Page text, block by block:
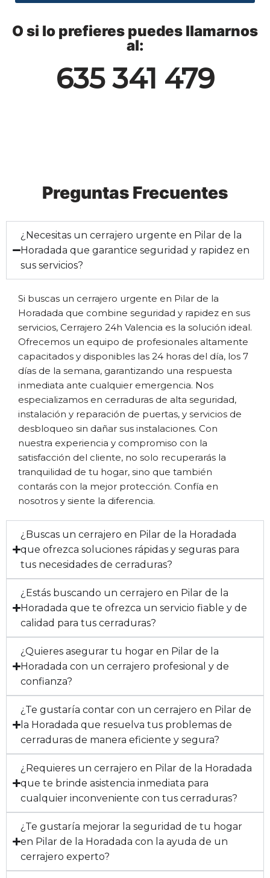
O si lo prefieres puedes llamarnos
al:
635 341 479
Preguntas Frecuentes
¿Necesitas un cerrajero urgente en Pilar de la
Horadada que garantice seguridad y rapidez en
sus servicios?
Si buscas un cerrajero urgente en Pilar de la
Horadada que combine seguridad y rapidez en sus
servicios, Cerrajero 24h Valencia es la solución ideal.
Ofrecemos un equipo de profesionales altamente
capacitados y disponibles las 24 horas del día, los 7
días de la semana, garantizando una respuesta
inmediata ante cualquier emergencia. Nos
especializamos en cerraduras de alta seguridad,
instalación y reparación de puertas, y servicios de
desbloqueo sin dañar sus instalaciones. Con
nuestra experiencia y compromiso con la
satisfacción del cliente, no solo recuperarás la
tranquilidad de tu hogar, sino que también
contarás con la mejor protección. Confía en
nosotros y siente la diferencia.
¿Buscas un cerrajero en Pilar de la Horadada
que ofrezca soluciones rápidas y seguras para
tus necesidades de cerraduras?
¿Estás buscando un cerrajero en Pilar de la
Horadada que te ofrezca un servicio fiable y de
calidad para tus cerraduras?
¿Quieres asegurar tu hogar en Pilar de la
Horadada con un cerrajero profesional y de
confianza?
¿Te gustaría contar con un cerrajero en Pilar de
la Horadada que resuelva tus problemas de
cerraduras de manera eficiente y segura?
¿Requieres un cerrajero en Pilar de la Horadada
que te brinde asistencia inmediata para
cualquier inconveniente con tus cerraduras?
¿Te gustaría mejorar la seguridad de tu hogar
en Pilar de la Horadada con la ayuda de un
cerrajero experto?